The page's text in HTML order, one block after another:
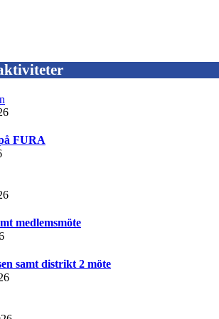
FURA
medlemsmöte
samt distrikt 2 möte